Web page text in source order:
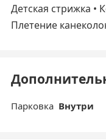
Детская стрижка •
Плетение
Парковка Внутри